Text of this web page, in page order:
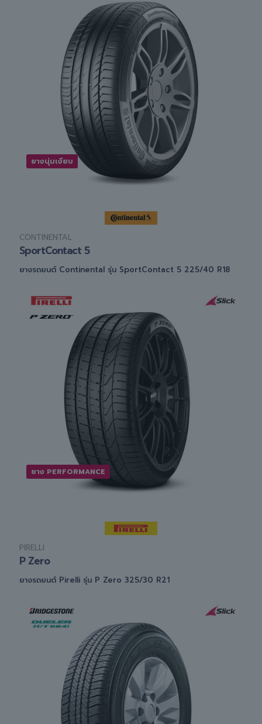
ยางนุ่มเงียบ
CONTINENTAL
SportContact 5
ยางรถยนต์ Continental รุ่น SportContact 5 225/40 R18
ยาง PERFORMANCE
PIRELLI
P Zero
ยางรถยนต์ Pirelli รุ่น P Zero 325/30 R21